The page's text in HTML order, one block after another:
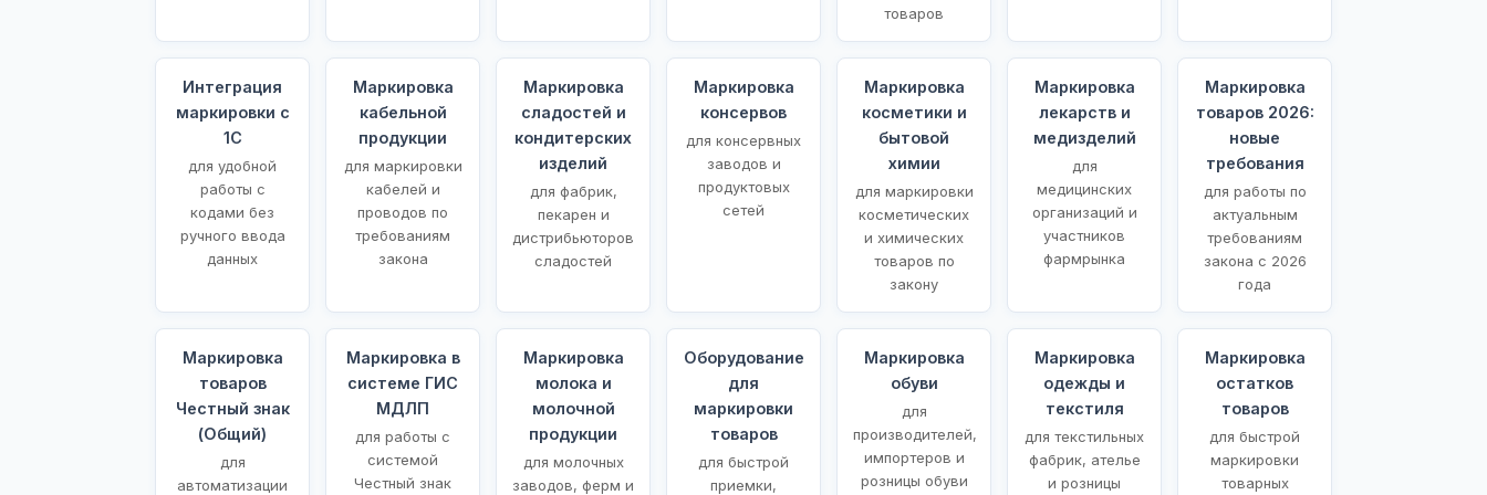
товаров
Интеграция
маркировки с
1С
для удобной
работы с
кодами без
ручного ввода
данных
Маркировка
кабельной
продукции
для маркировки
кабелей и
проводов по
требованиям
закона
Маркировка
сладостей и
кондитерских
изделий
для фабрик,
пекарен и
дистрибьюторов
сладостей
Маркировка
консервов
для консервных
заводов и
продуктовых
сетей
Маркировка
косметики и
бытовой
химии
для маркировки
косметических
и химических
товаров по
закону
Маркировка
лекарств и
медизделий
для
медицинских
организаций и
участников
фармрынка
Маркировка
товаров 2026:
новые
требования
для работы по
актуальным
требованиям
закона с 2026
года
Маркировка
товаров
Честный знак
(Общий)
для
автоматизации
Маркировка в
системе ГИС
МДЛП
для работы с
системой
Честный знак
Маркировка
молока и
молочной
продукции
для молочных
заводов, ферм и
Оборудование
для
маркировки
товаров
для быстрой
приемки,
Маркировка
обуви
для
производителей,
импортеров и
розницы обуви
Маркировка
одежды и
текстиля
для текстильных
фабрик, ателье
и розницы
Маркировка
остатков
товаров
для быстрой
маркировки
товарных